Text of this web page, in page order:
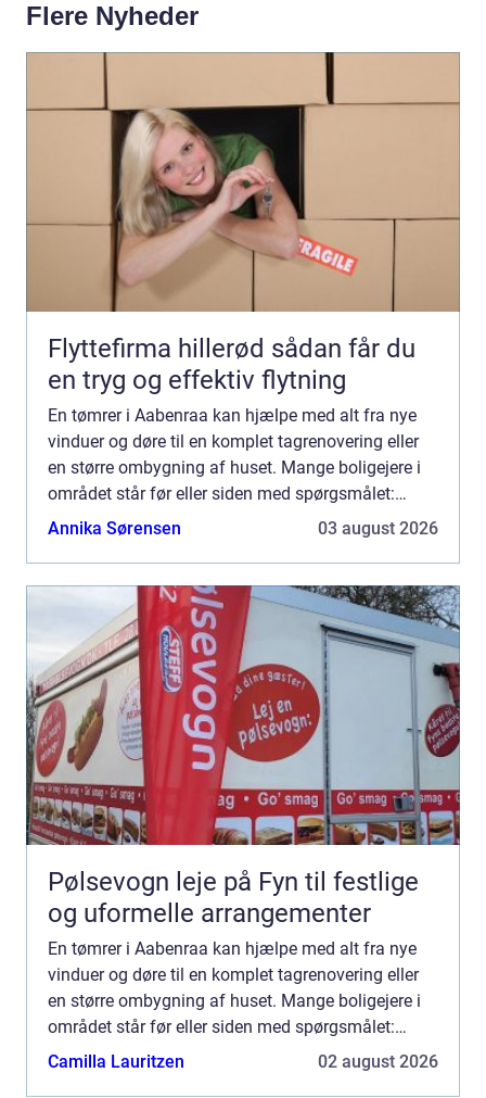
Flere Nyheder
Flyttefirma hillerød sådan får du
en tryg og effektiv flytning
En tømrer i Aabenraa kan hjælpe med alt fra nye
vinduer og døre til en komplet tagrenovering eller
en større ombygning af huset. Mange boligejere i
området står før eller siden med spørgsmålet:
Hvem skal vi vælge, og hvad skal vi være
Annika Sørensen 03 august 2026
Pølsevogn leje på Fyn til festlige
og uformelle arrangementer
En tømrer i Aabenraa kan hjælpe med alt fra nye
vinduer og døre til en komplet tagrenovering eller
en større ombygning af huset. Mange boligejere i
området står før eller siden med spørgsmålet:
Hvem skal vi vælge, og hvad skal vi være
Camilla Lauritzen 02 august 2026